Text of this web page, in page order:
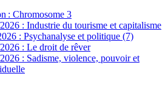
: Chromosome 3
: Industrie du tourisme et capitalisme
: Psychanalyse et politique (7)
: Le droit de rêver
: Sadisme, violence, pouvoir et